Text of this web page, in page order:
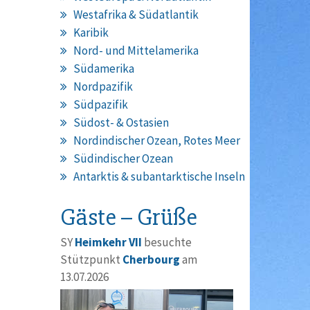
Westafrika & Südatlantik
Karibik
Nord- und Mittelamerika
Südamerika
Nordpazifik
Südpazifik
Südost- & Ostasien
Nordindischer Ozean, Rotes Meer
Südindischer Ozean
Antarktis & subantarktische Inseln
Gäste – Grüße
SYHeimkehr VII besuchte
Stützpunkt Cherbourgam
13.07.2026